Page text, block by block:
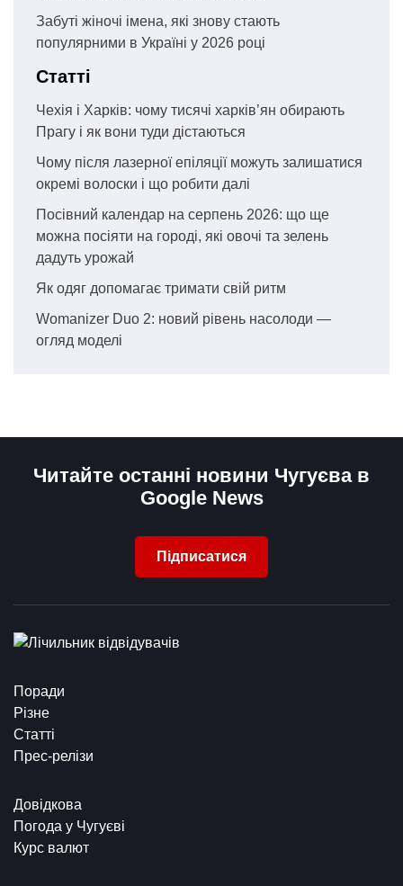
Забуті жіночі імена, які знову стають
популярними в Україні у 2026 році
Статті
Чехія і Харків: чому тисячі харків’ян обирають
Прагу і як вони туди дістаються
Чому після лазерної епіляції можуть залишатися
окремі волоски і що робити далі
Посівний календар на серпень 2026: що ще
можна посіяти на городі, які овочі та зелень
дадуть урожай
Як одяг допомагає тримати свій ритм
Womanizer Duo 2: новий рівень насолоди —
огляд моделі
Читайте останні новини Чугуєва в
Google News
Підписатися
Поради
Різне
Статті
Прес-релізи
Довідкова
Погода у Чугуєві
Курс валют